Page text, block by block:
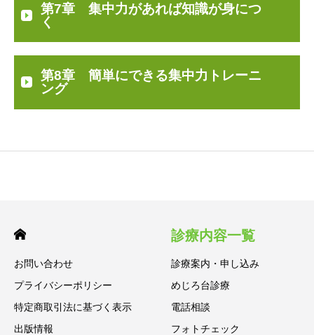
第7章 集中力があれば知識が身につ
く
第8章 簡単にできる集中力トレーニ
ング
お問い合わせ
プライバシーポリシー
特定商取引法に基づく表示
出版情報
診療内容一覧
診療案内・申し込み
めじろ台診療
電話相談
フォトチェック